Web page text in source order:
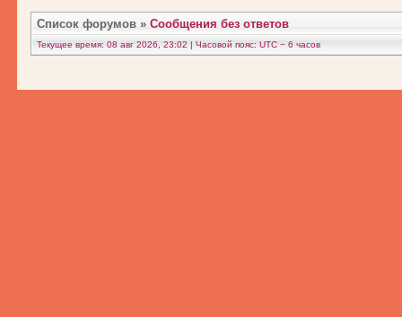
Список форумов » Сообщения без ответов
Текущее время: 08 авг 2026, 23:02 | Часовой пояс: UTC − 6 часов